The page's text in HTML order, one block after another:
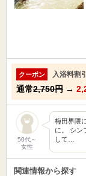
クーポン 入浴料割
通常2,750円 →
50代～
女性
梅田界隈
に。 シン
して…
関連情報から探す